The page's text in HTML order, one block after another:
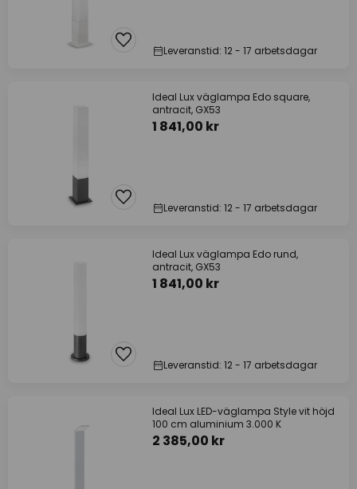
Leveranstid: 12 - 17 arbetsdagar
Ideal Lux väglampa Edo square,
antracit, GX53
1 841,00 kr
Leveranstid: 12 - 17 arbetsdagar
Ideal Lux väglampa Edo rund,
antracit, GX53
1 841,00 kr
Leveranstid: 12 - 17 arbetsdagar
Ideal Lux LED-väglampa Style vit höjd
100 cm aluminium 3.000 K
2 385,00 kr